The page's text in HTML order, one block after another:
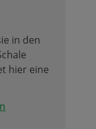
in den
hier eine
ein